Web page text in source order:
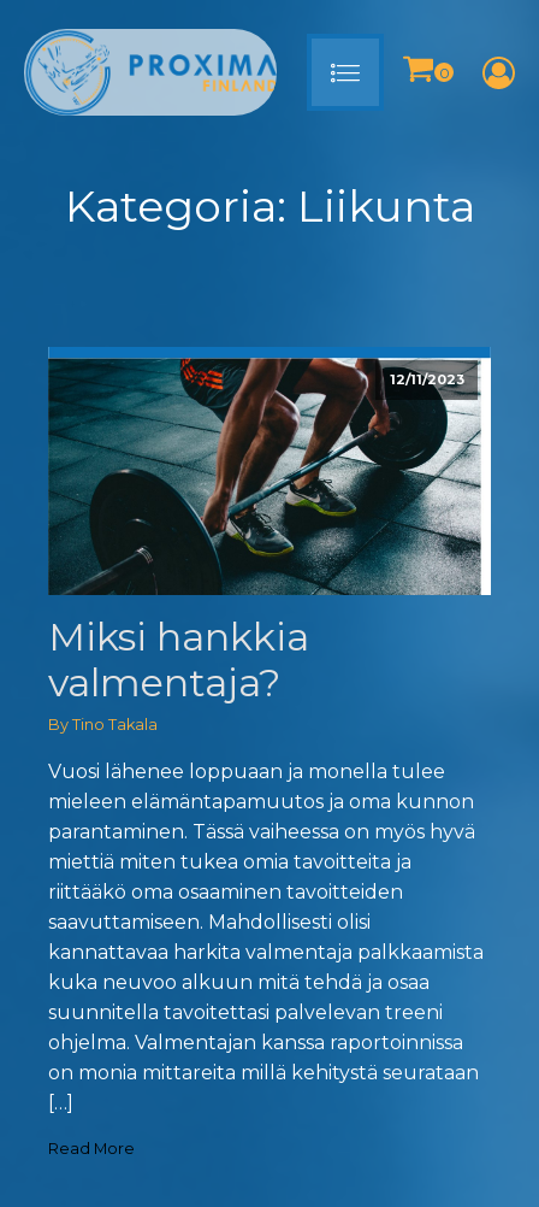
Kategoria: Liikunta
12/11/2023
Miksi hankkia
valmentaja?
By Tino Takala
Vuosi lähenee loppuaan ja monella tulee
mieleen elämäntapamuutos ja oma kunnon
parantaminen. Tässä vaiheessa on myös hyvä
miettiä miten tukea omia tavoitteita ja
riittääkö oma osaaminen tavoitteiden
saavuttamiseen. Mahdollisesti olisi
kannattavaa harkita valmentaja palkkaamista
kuka neuvoo alkuun mitä tehdä ja osaa
suunnitella tavoitettasi palvelevan treeni
ohjelma. Valmentajan kanssa raportoinnissa
on monia mittareita millä kehitystä seurataan
[…]
Read More